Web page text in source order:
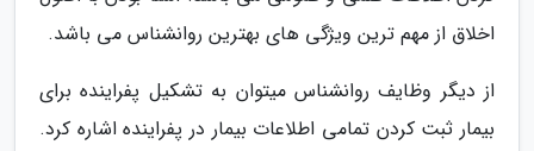
اخلاق از مهم ترین ویژگی های بهترین روانشناس می باشد.
از دیگر وظایف روانشناس میتوان به تشکیل پفراینده برای
بیمار ثبت کردن تمامی اطلاعات بیمار در پفراینده اشاره کرد.